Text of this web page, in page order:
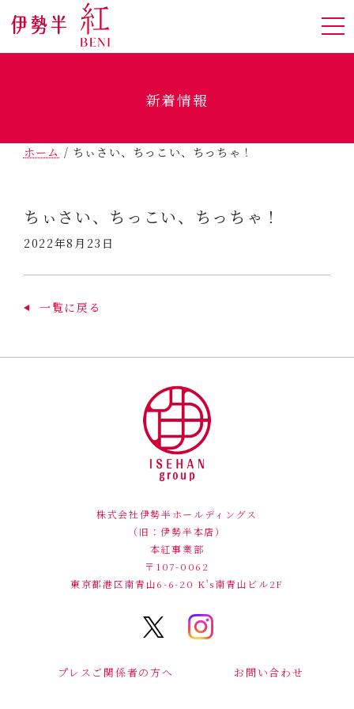
新着情報
ホーム / ちぃさい、ちっこい、ちっちゃ！
ちぃさい、ちっこい、ちっちゃ！
2022年8月23日
一覧に戻る
株式会社伊勢半ホールディングス
（旧：伊勢半本店）
本紅事業部
〒107-0062
東京都港区南青山6-6-20 K's南青山ビル2F
プレスご関係者の方へ お問い合わせ